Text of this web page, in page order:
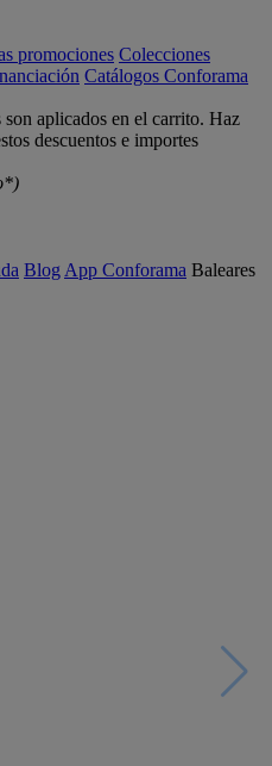
promociones Colecciones
Catálogos Conforama
aplicados en el carrito. Haz
descuentos e importes
Blog App Conforama Baleares